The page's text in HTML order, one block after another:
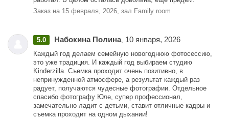
Заказ на 15 февраля, 2026, зал Family room
5.0 Набокина Полина, 10 января, 2026
Каждый год делаем семейную новогоднюю фотосессию,
это уже традиция. И каждый год выбираем студию
Kinderzilla. Съемка проходит очень позитивно, в
непринужденной атмосфере, а результат каждый раз
радует, получаются чудесные фотографии. Отдельное
спасибо фотографу Юле, супер профессионал,
замечательно ладит с детьми, ставит отличные кадры и
съемка проходит на одном дыхании!